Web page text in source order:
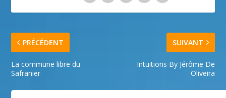
PRÉCÉDENT
La commune libre du
Safranier
SUIVANT
Intuitions By Jérôme De
Oliveira